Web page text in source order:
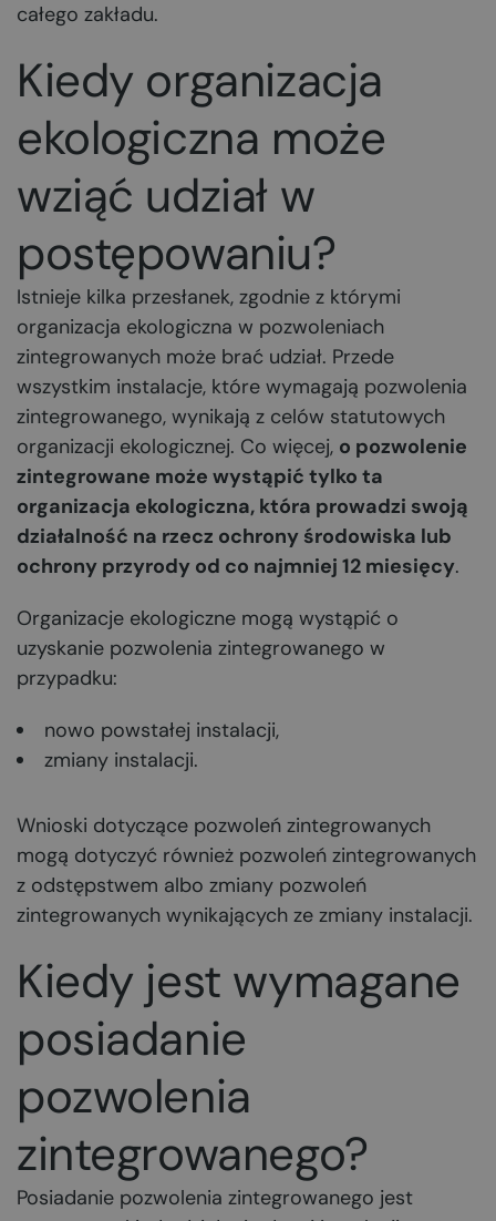
całego zakładu.
Kiedy organizacja
ekologiczna może
wziąć udział w
postępowaniu?
Istnieje kilka przesłanek, zgodnie z którymi
organizacja ekologiczna w pozwoleniach
zintegrowanych może brać udział. Przede
wszystkim instalacje, które wymagają pozwolenia
zintegrowanego, wynikają z celów statutowych
organizacji ekologicznej. Co więcej, o pozwolenie
zintegrowane może wystąpić tylko ta
organizacja ekologiczna, która prowadzi swoją
działalność na rzecz ochrony środowiska lub
ochrony przyrody od co najmniej 12 miesięcy.
Organizacje ekologiczne mogą wystąpić o
uzyskanie pozwolenia zintegrowanego w
przypadku:
nowo powstałej instalacji,
zmiany instalacji.
Wnioski dotyczące pozwoleń zintegrowanych
mogą dotyczyć również pozwoleń zintegrowanych
z odstępstwem albo zmiany pozwoleń
zintegrowanych wynikających ze zmiany instalacji.
Kiedy jest wymagane
posiadanie
pozwolenia
zintegrowanego?
Posiadanie pozwolenia zintegrowanego jest